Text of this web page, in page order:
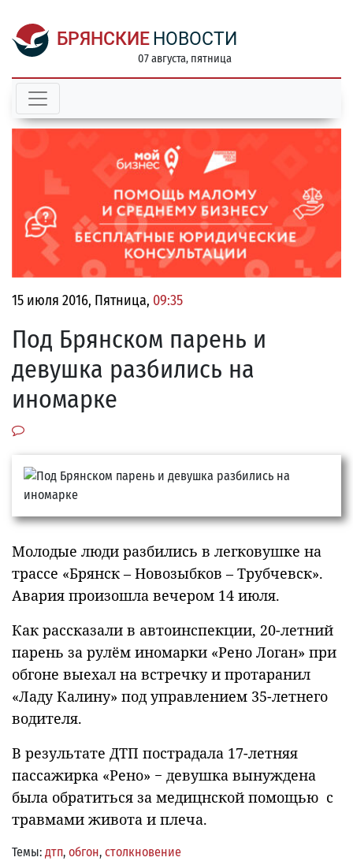
БРЯНСКИЕ НОВОСТИ
07 августа, пятница
15 июля 2016, Пятница, 09:35
Под Брянском парень и
девушка разбились на
иномарке
Молодые люди разбились в легковушке на
трассе «Брянск – Новозыбков – Трубчевск».
Авария произошла вечером 14 июля.
Как рассказали в автоинспекции, 20-летний
парень за рулём иномарки «Рено Логан» при
обгоне выехал на встречку и протаранил
«Ладу Калину» под управлением 35-летнего
водителя.
В результате ДТП пострадала 17-летняя
пассажирка «Рено» − девушка вынуждена
была обратиться за медицнской помощью с
травмами живота и плеча.
Темы: дтп, обгон, столкновение